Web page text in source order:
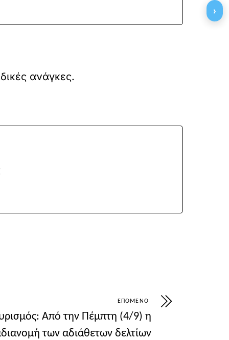
ανάγκες.
ΕΠΌΜΕΝΟ
Από την Πέμπτη (4/9) η
των αδιάθετων δελτίων
›